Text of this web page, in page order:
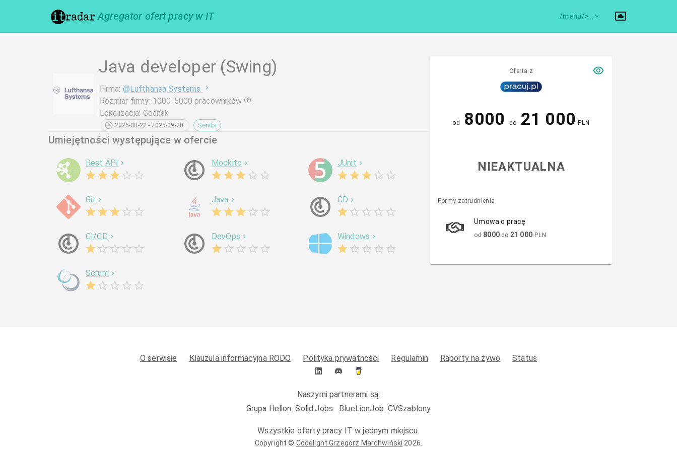
Agregator ofert pracy w IT /menu/>
Java developer (Swing)
Firma: @Lufthansa Systems
Rozmiar firmy: 1000-5000 pracowników
Lokalizacja: Gdańsk
2025-08-22 - 2025-09-20 Senior
Umiejętności występujące w ofercie
Rest API Mockito JUnit
Git Java CD
CI/CD DevOps Windows
Scrum
Oferta z
od 8000 do 21 000 PLN
NIEAKTUALNA
Formy zatrudnienia
Umowa o pracę
od 8000 do 21 000 PLN
O serwisie Klauzula informacyjna RODO Polityka prywatności Regulamin Raporty na żywo Status
Naszymi partnerami są:
Grupa Helion Solid.Jobs BlueLionJob CVSzablony
Wszystkie oferty pracy IT w jednym miejscu.
Copyright © Codelight Grzegorz Marchwiński 2026